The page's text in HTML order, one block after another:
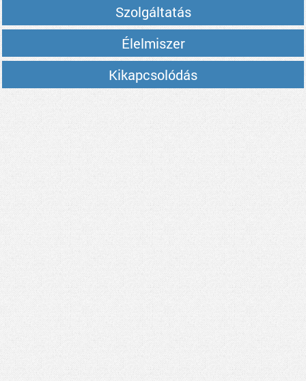
Szolgáltatás
Élelmiszer
Kikapcsolódás